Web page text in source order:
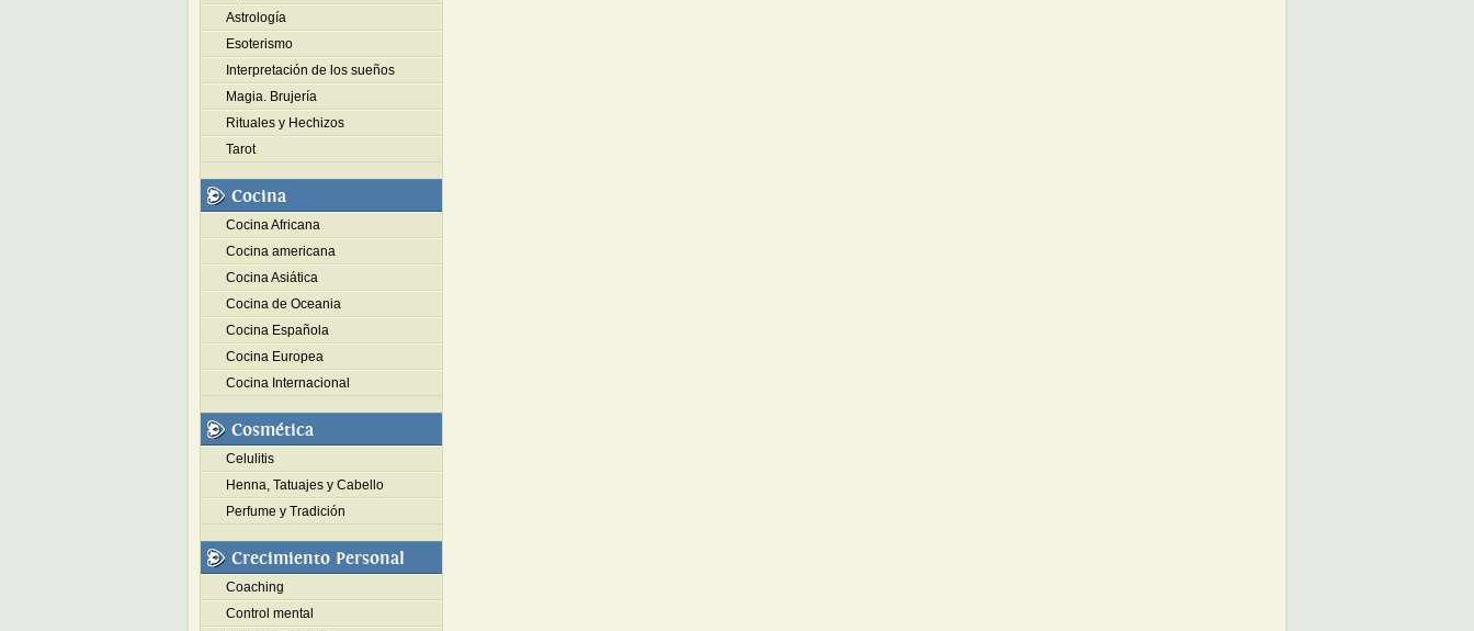
Astrología
Esoterismo
Interpretación de los sueños
Magia. Brujería
Rituales y Hechizos
Tarot
Cocina
Cocina Africana
Cocina americana
Cocina Asiática
Cocina de Oceania
Cocina Española
Cocina Europea
Cocina Internacional
Cosmética
Celulitis
Henna, Tatuajes y Cabello
Perfume y Tradición
Crecimiento Personal
Coaching
Control mental